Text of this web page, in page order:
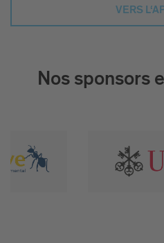
VERS
Nos sponsors